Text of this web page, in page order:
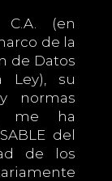
C.A. (en
de la
de Datos
Ley), su
normas
me ha
del
de los